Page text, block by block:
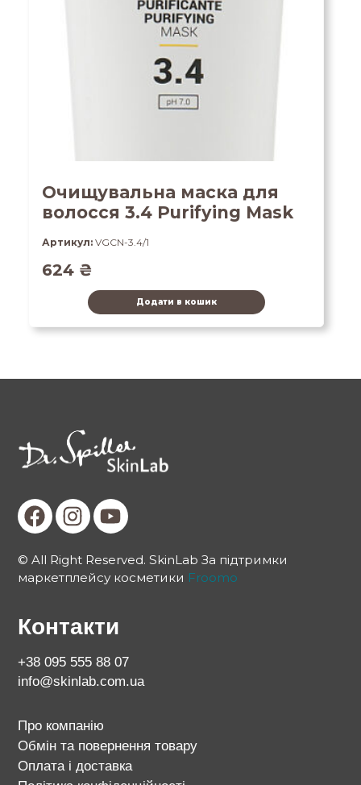
Очищувальна маска для
волосся 3.4 Purifying Mask
Артикул: VGCN-3.4/1
624 ₴
Додати в кошик
© All Right Reserved. SkinLab За підтримки
маркетплейсу косметики Froomo
Контакти
+38 095 555 88 07
info@skinlab.com.ua
Про компанію
Обмін та повернення товару
Оплата і доставка